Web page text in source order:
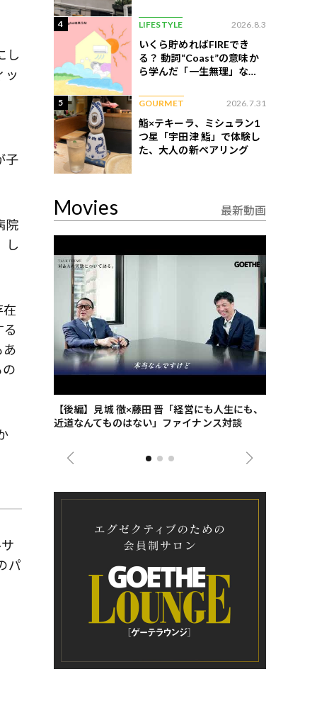
し
ッ
子
院
し
在
あ
パ
4 LIFESTYLE 2026.8.3
いくら貯めればFIREでき
る？ 動詞“Coast”の意味か
ら学んだ「一生無理」な切
5 GOURMET 2026.7.31
鮨×テキーラ、ミシュラン1
つ星「宇田津 鮨」で体験し
た、大人の新ペアリング
Movies 最新動画
【後編】見城 徹×藤田 晋「経営にも人生にも、
近道なんてものはない」ファイナンス対談